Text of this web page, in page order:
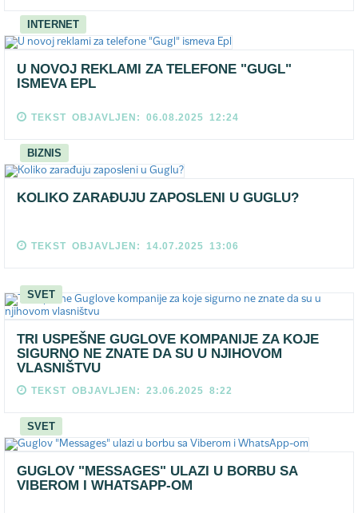
INTERNET
U NOVOJ REKLAMI ZA TELEFONE "GUGL"
ISMEVA EPL
TEKST OBJAVLJEN: 06.08.2025 12:24
BIZNIS
KOLIKO ZARAĐUJU ZAPOSLENI U GUGLU?
TEKST OBJAVLJEN: 14.07.2025 13:06
SVET
TRI USPEŠNE GUGLOVE KOMPANIJE ZA KOJE
SIGURNO NE ZNATE DA SU U NJIHOVOM
VLASNIŠTVU
TEKST OBJAVLJEN: 23.06.2025 8:22
SVET
GUGLOV "MESSAGES" ULAZI U BORBU SA
VIBEROM I WHATSAPP-OM